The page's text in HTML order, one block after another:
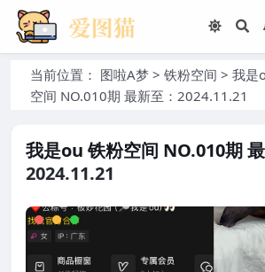
当前位置： 图啦A梦 > 铁粉空间 > 我是
空间 NO.010期 最新至：2024.11.21
我是ou 铁粉空间 NO.010期 最
2024.11.21